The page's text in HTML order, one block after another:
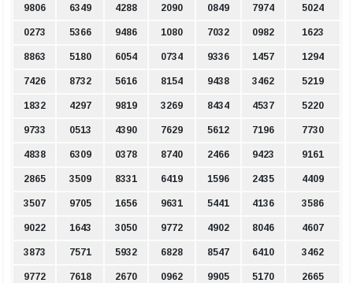
9806 6349 4288 2090 0849 7974 5024
0273 5366 9486 1080 7032 0982 1623
8863 5180 6054 0734 9336 1457 1294
7426 8732 5616 8154 9438 3462 5219
1832 4297 9819 3269 8434 4537 5220
9733 0513 4390 7629 5612 7196 7730
4838 6309 0378 8740 2466 9423 9161
2865 3509 8331 6419 1596 2435 4409
3507 9705 1656 9631 5441 4136 3586
9022 1643 3050 9772 4902 8046 4607
3873 7571 5932 6828 8547 6410 3462
9772 7618 2670 0962 9905 5170 2665